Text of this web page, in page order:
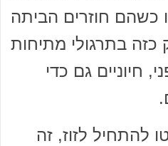
כשהם חוזרים הביתה
כזה בתרגולי מתיחות
חיוניים גם כדי
להתחיל לזוז, זה